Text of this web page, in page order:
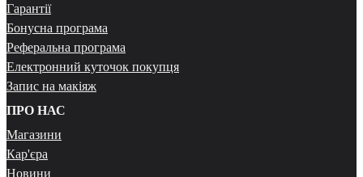
Гарантії
Бонусна програма
Реферальна програма
Електронний куточок покупця
Запис на макіяж
ПРО НАС
Магазини
Кар'єра
Новини